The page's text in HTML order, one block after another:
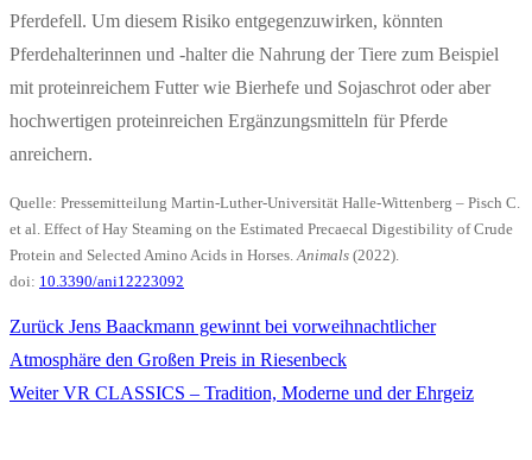
Pferdefell. Um diesem Risiko entgegenzuwirken, könnten
Pferdehalterinnen und -halter die Nahrung der Tiere zum Beispiel
mit proteinreichem Futter wie Bierhefe und Sojaschrot oder aber
hochwertigen proteinreichen Ergänzungsmitteln für Pferde
anreichern.
Quelle: Pressemitteilung Martin-Luther-Universität Halle-Wittenberg – Pisch C.
et al. Effect of Hay Steaming on the Estimated Precaecal Digestibility of Crude
Protein and Selected Amino Acids in Horses.Animals (2022).
doi: 10.3390/ani12223092
Beitragsnavigation
Zurück Vorheriger
Beitrag:
Jens Baackmann gewinnt bei vorweihnachtlicher
Atmosphäre den Großen Preis in Riesenbeck
Weiter Nächster
VR CLASSICS – Tradition, Moderne und der Ehrgeiz